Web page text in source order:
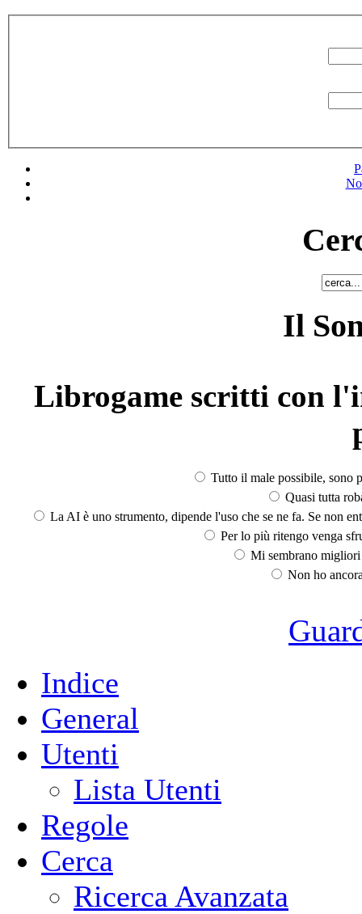
Il
Librogame scritti con
Tutto il male possibile, sono
Quasi tutta
La AI è uno strumento, dipende l'uso che se ne fa. Se non
Per lo più ritengo venga
Mi sembrano
Non ho
Indice
General
Utenti
Lista Utenti
Regole
Cerca
Ricerca Avanzata